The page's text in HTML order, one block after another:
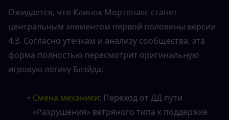
Ожидается, что Клинок Мортенакс станет
центральным элементом первой половины версии
4.3. Согласно утечкам и анализу сообщества, эта
форма полностью пересмотрит оригинальную
игровую логику Блэйда:
Смена механики: Переход от ДД пути
«Разрушения» ветряного типа к поддержке